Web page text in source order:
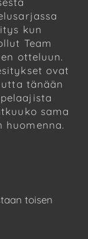
kun
Team
otteluun.
ovat
tänään
sama
huomenna.
toisen